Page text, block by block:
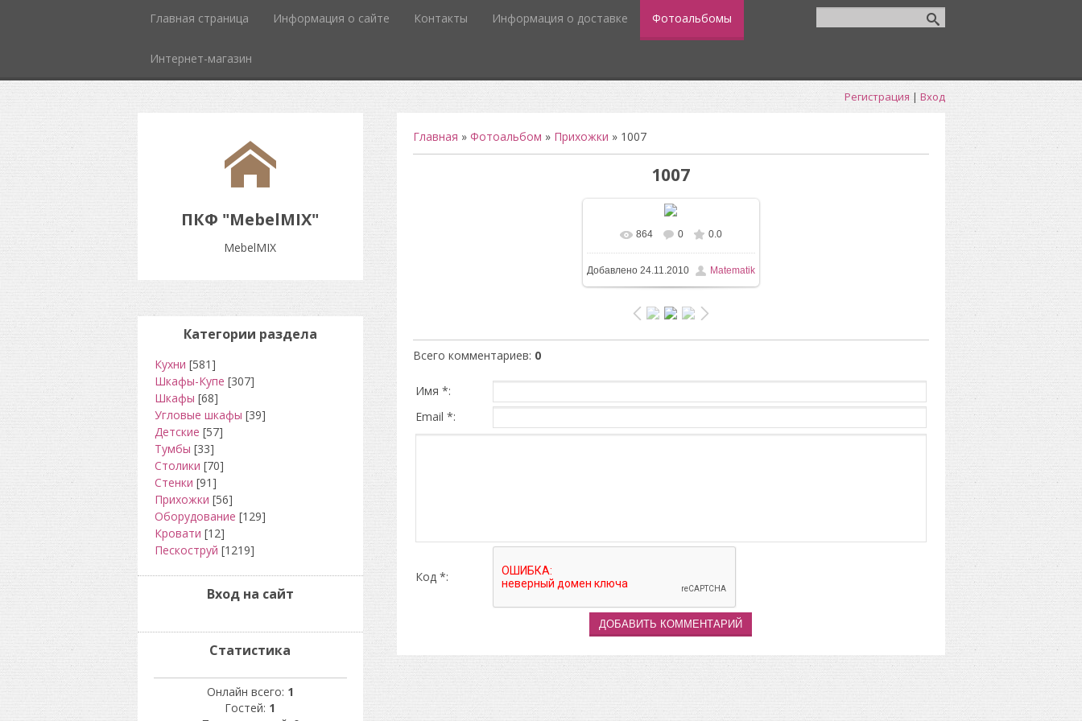
Главная страница Информация о сайте Контакты Информация о доставке Фотоальбомы
Интернет-магазин
Регистрация | Вход
ПКФ "MebelMIX"
MebelMIX
Главная » Фотоальбом » Прихожки » 1007
1007
В реальном размере 384x512
/ 26.3Kb
864 0 0.0
Добавлено24.11.2010 Matematik
Всего комментариев: 0
Имя *:
Email *:
Код *:
Категории раздела
Кухни [581]
Шкафы-Купе [307]
Шкафы [68]
Угловые шкафы [39]
Детские [57]
Тумбы [33]
Столики [70]
Стенки [91]
Прихожки [56]
Оборудование [129]
Кровати [12]
Пескоструй [1219]
Вход на сайт
Статистика
Онлайн всего: 1
Гостей: 1